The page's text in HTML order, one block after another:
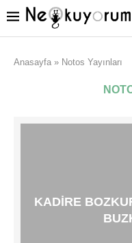
Anasayfa » Notos Yayınları
KADIRE